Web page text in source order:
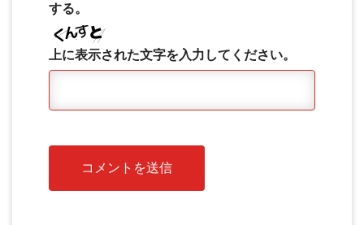
する。
上に表示された文字を入力してください。